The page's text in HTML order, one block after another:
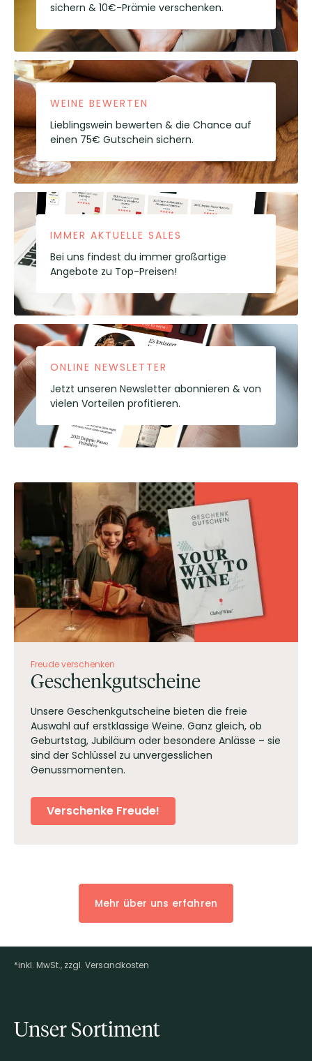
sichern & 10€-Prämie verschenken.
WEINE BEWERTEN
Lieblingswein bewerten & die Chance auf
einen 75€ Gutschein sichern.
IMMER AKTUELLE SALES
Bei uns findest du immer großartige
Angebote zu Top-Preisen!
ONLINE NEWSLETTER
Jetzt unseren Newsletter abonnieren & von
vielen Vorteilen profitieren.
Freude verschenken
Geschenkgutscheine
Unsere Geschenkgutscheine bieten die freie
Auswahl auf erstklassige Weine. Ganz gleich, ob
Geburtstag, Jubiläum oder besondere Anlässe – sie
sind der Schlüssel zu unvergesslichen
Genussmomenten.
Verschenke Freude!
Mehr über uns erfahren
Footer-Menü
*inkl. MwSt., zzgl. Versandkosten
Unser Sortiment